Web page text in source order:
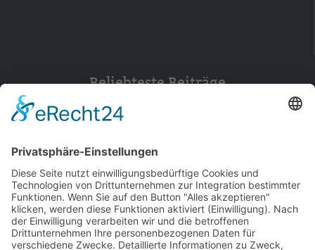
Beliebteste Beiträge